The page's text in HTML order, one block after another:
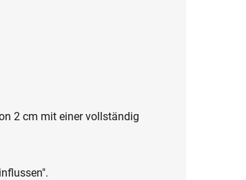
2 cm mit einer vollständig